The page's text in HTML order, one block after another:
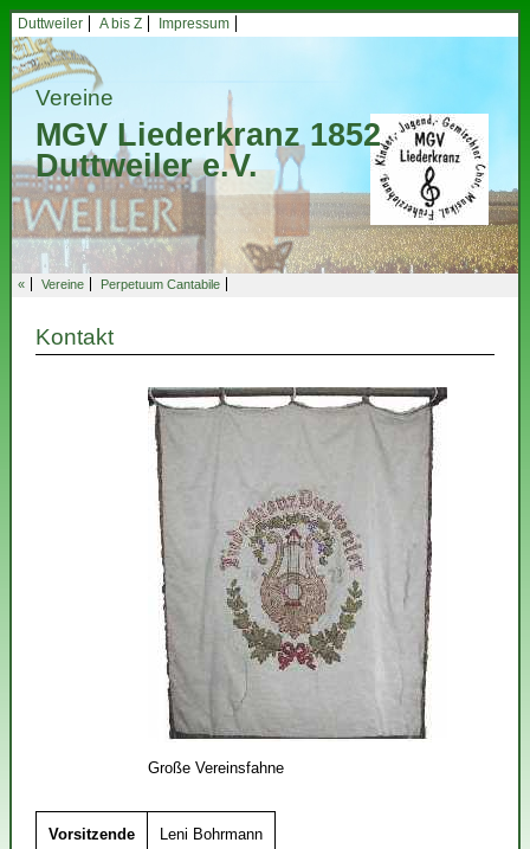
Duttweiler A bis Z Impressum
Vereine
MGV Liederkranz 1852
Duttweiler e.V.
« Vereine Perpetuum Cantabile
Kontakt
Große Vereinsfahne
Vorsitzende Leni Bohrmann